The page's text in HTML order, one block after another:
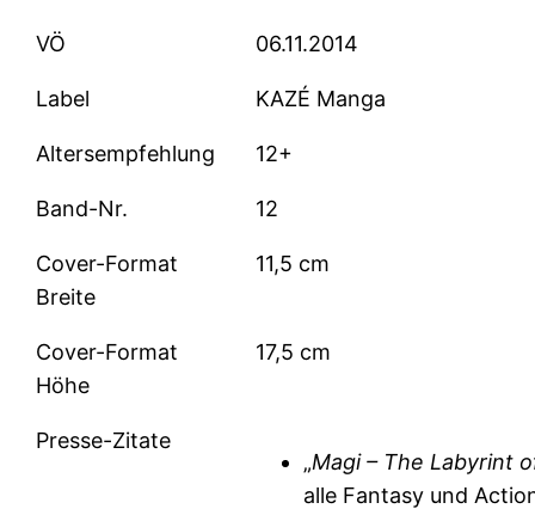
VÖ 06.11.2014
Label KAZÉ Manga
Altersempfehlung 12+
Band-Nr. 12
Cover-Format
Breite
11,5 cm
Cover-Format
Höhe
17,5 cm
Presse-Zitate
„Magi – The Labyrint
alle Fantasy und